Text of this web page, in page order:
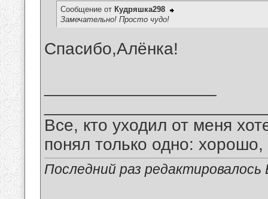
Сообщение от Кудряшка298
Замечательно! Просто чудо!
Спасибо,Алёнка!
Все, кто уходил от меня
понял только одно:
Последний раз